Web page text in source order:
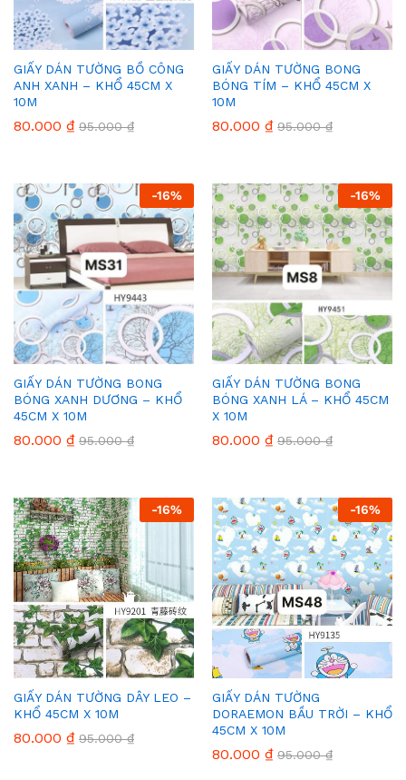
GIẤY DÁN TƯỜNG BỒ CÔNG
ANH XANH – KHỔ 45CM X
10M
80.000 ₫ 95.000₫
GIẤY DÁN TƯỜNG BONG
BÓNG TÍM – KHỔ 45CM X
10M
80.000 ₫ 95.000₫
-16%
GIẤY DÁN TƯỜNG BONG
BÓNG XANH DƯƠNG – KHỔ
45CM X 10M
80.000 ₫ 95.000₫
-16%
GIẤY DÁN TƯỜNG BONG
BÓNG XANH LÁ – KHỔ 45CM
X 10M
80.000 ₫ 95.000₫
-16%
GIẤY DÁN TƯỜNG DÂY LEO –
KHỔ 45CM X 10M
80.000 ₫ 95.000₫
-16%
GIẤY DÁN TƯỜNG
DORAEMON BẦU TRỜI – KHỔ
45CM X 10M
80.000 ₫ 95.000₫